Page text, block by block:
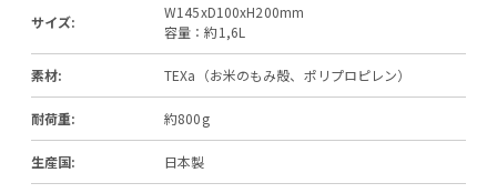
サイズ:
W145xD100xH200mm
容量：約1,6L
素材: TEXa（お米のもみ殻、ポリプロピレン）
耐荷重: 約800g
生産国: 日本製